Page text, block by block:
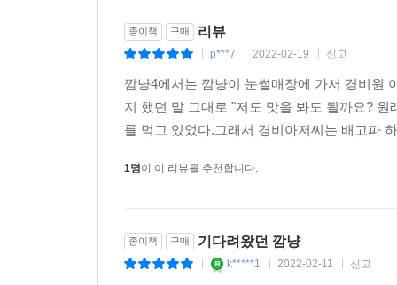
종이책 구매 리뷰
p***7 2022-02-19 신고
깜냥4에서는 깜냥이 눈썰매장에 가서 경비원
지 했던 말 그대로 "저도 맛을 봐도 될까요?
를 먹고 있었다.그래서 경비아저씨는 배고파
1명이 이 리뷰를 추천합니다.
종이책 구매 기다려왔던 깜냥
k*****1 2022-02-11 신고